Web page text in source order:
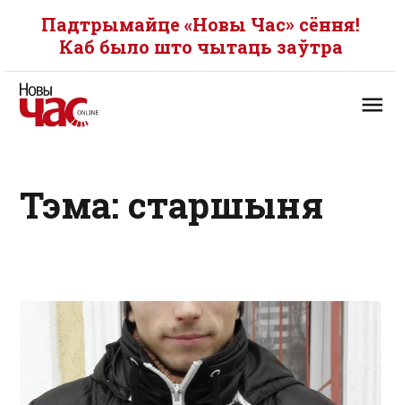
Падтрымайце «Новы Час» сёння!
Каб было што чытаць заўтра
Тэма: старшыня